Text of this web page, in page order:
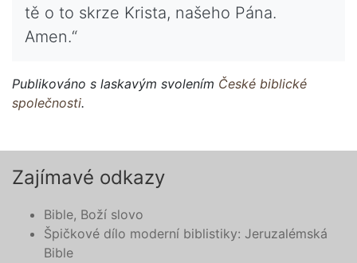
tě o to skrze Krista, našeho Pána.
Amen.“
Publikováno s laskavým svolením České biblické
společnosti.
Zajímavé odkazy
Bible, Boží slovo
Špičkové dílo moderní biblistiky: Jeruzalémská
Bible